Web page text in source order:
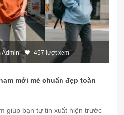
Admin 457 lượt xem
mới mẻ chuẩn đẹp toàn
giúp bạn tự tin xuất hiện trước